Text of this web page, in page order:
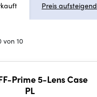
Preis aufsteigend
von 10
Prime 5-Lens Case
PL